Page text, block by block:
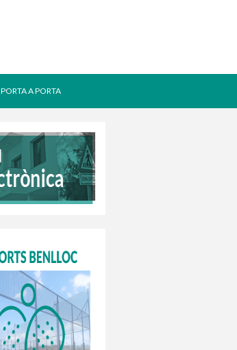
PORTA A PORTA